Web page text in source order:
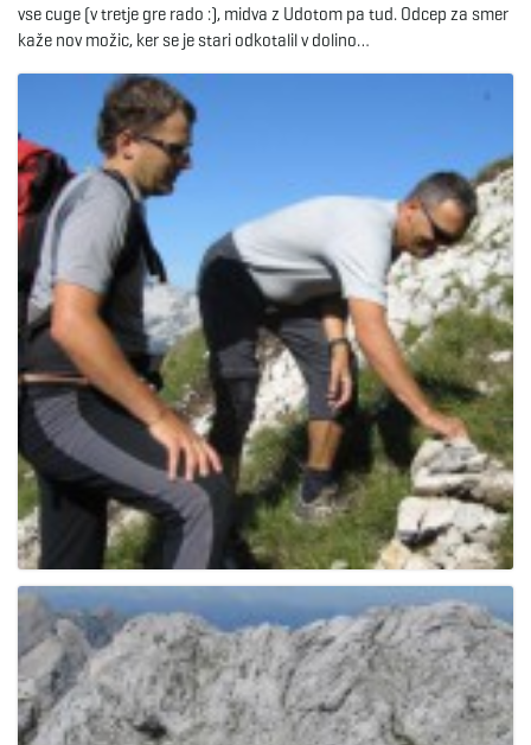
e
n
a
v
i
vse cuge (v tretje gre rado :), midva z Udotom pa tud. Odcep za smer
kaže nov možic, ker se je stari odkotalil v dolino…